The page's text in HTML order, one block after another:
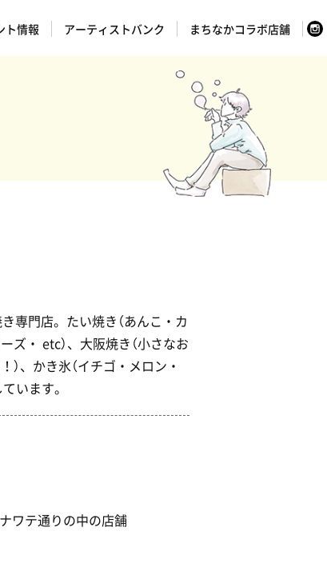
ト情報 アーティストバンク まちなかコラボ店舗
専門店。たい焼き（あんこ・カ
ズ・ etc）、大阪焼き（小さなお
、かき氷（イチゴ・メロン・
います。
ワテ通りの中の店舗